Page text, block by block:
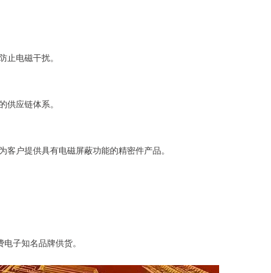
电磁干扰。
应链体系。
户提供具有电磁屏蔽功能的精密件产品。
子知名品牌供货。